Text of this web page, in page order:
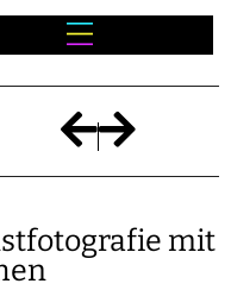
mit